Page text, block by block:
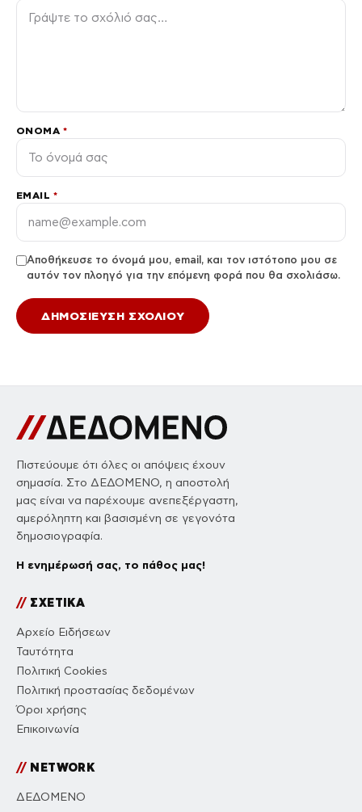
ΌΝΟΜΑ *
EMAIL *
Αποθήκευσε το όνομά μου, email, και τον ιστότοπο μου σε
αυτόν τον πλοηγό για την επόμενη φορά που θα σχολιάσω.
Πιστεύουμε ότι όλες οι απόψεις έχουν
σημασία. Στο ΔΕΔΟΜΕΝΟ, η αποστολή
μας είναι να παρέχουμε ανεπεξέργαστη,
αμερόληπτη και βασισμένη σε γεγονότα
δημοσιογραφία.
Η ενημέρωσή σας, το πάθος μας!
//ΣΧΕΤΙΚΑ
Αρχείο Ειδήσεων
Ταυτότητα
Πολιτική Cookies
Πολιτική προστασίας δεδομένων
Όροι χρήσης
Επικοινωνία
//NETWORK
ΔΕΔΟΜΕΝΟ